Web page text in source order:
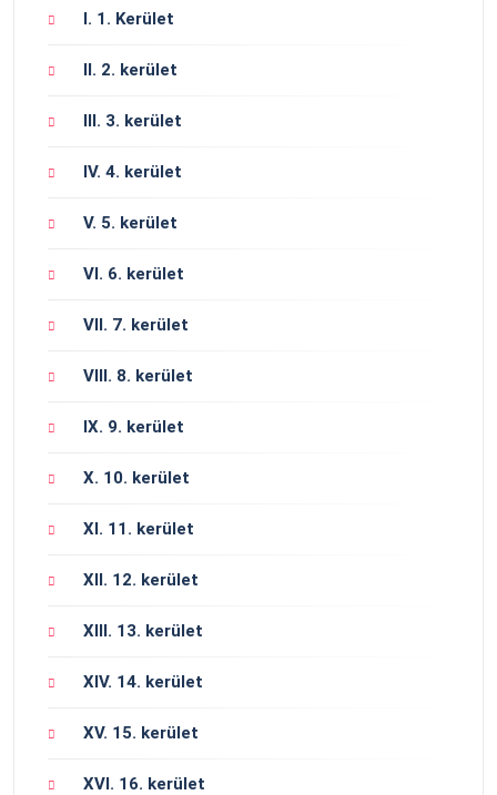
I. 1. Kerület
II. 2. kerület
III. 3. kerület
IV. 4. kerület
V. 5. kerület
VI. 6. kerület
VII. 7. kerület
VIII. 8. kerület
IX. 9. kerület
X. 10. kerület
XI. 11. kerület
XII. 12. kerület
XIII. 13. kerület
XIV. 14. kerület
XV. 15. kerület
XVI. 16. kerület